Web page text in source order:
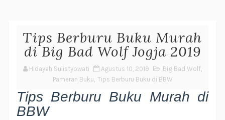
Tips Berburu Buku Murah
di Big Bad Wolf Jogja 2019
Hidayah Sulistyowati Agustus 10, 2019 Big Bad Wolf,
Pameran Buku, Tips Berburu Buku di BBW
Tips Berburu Buku Murah di
BBW